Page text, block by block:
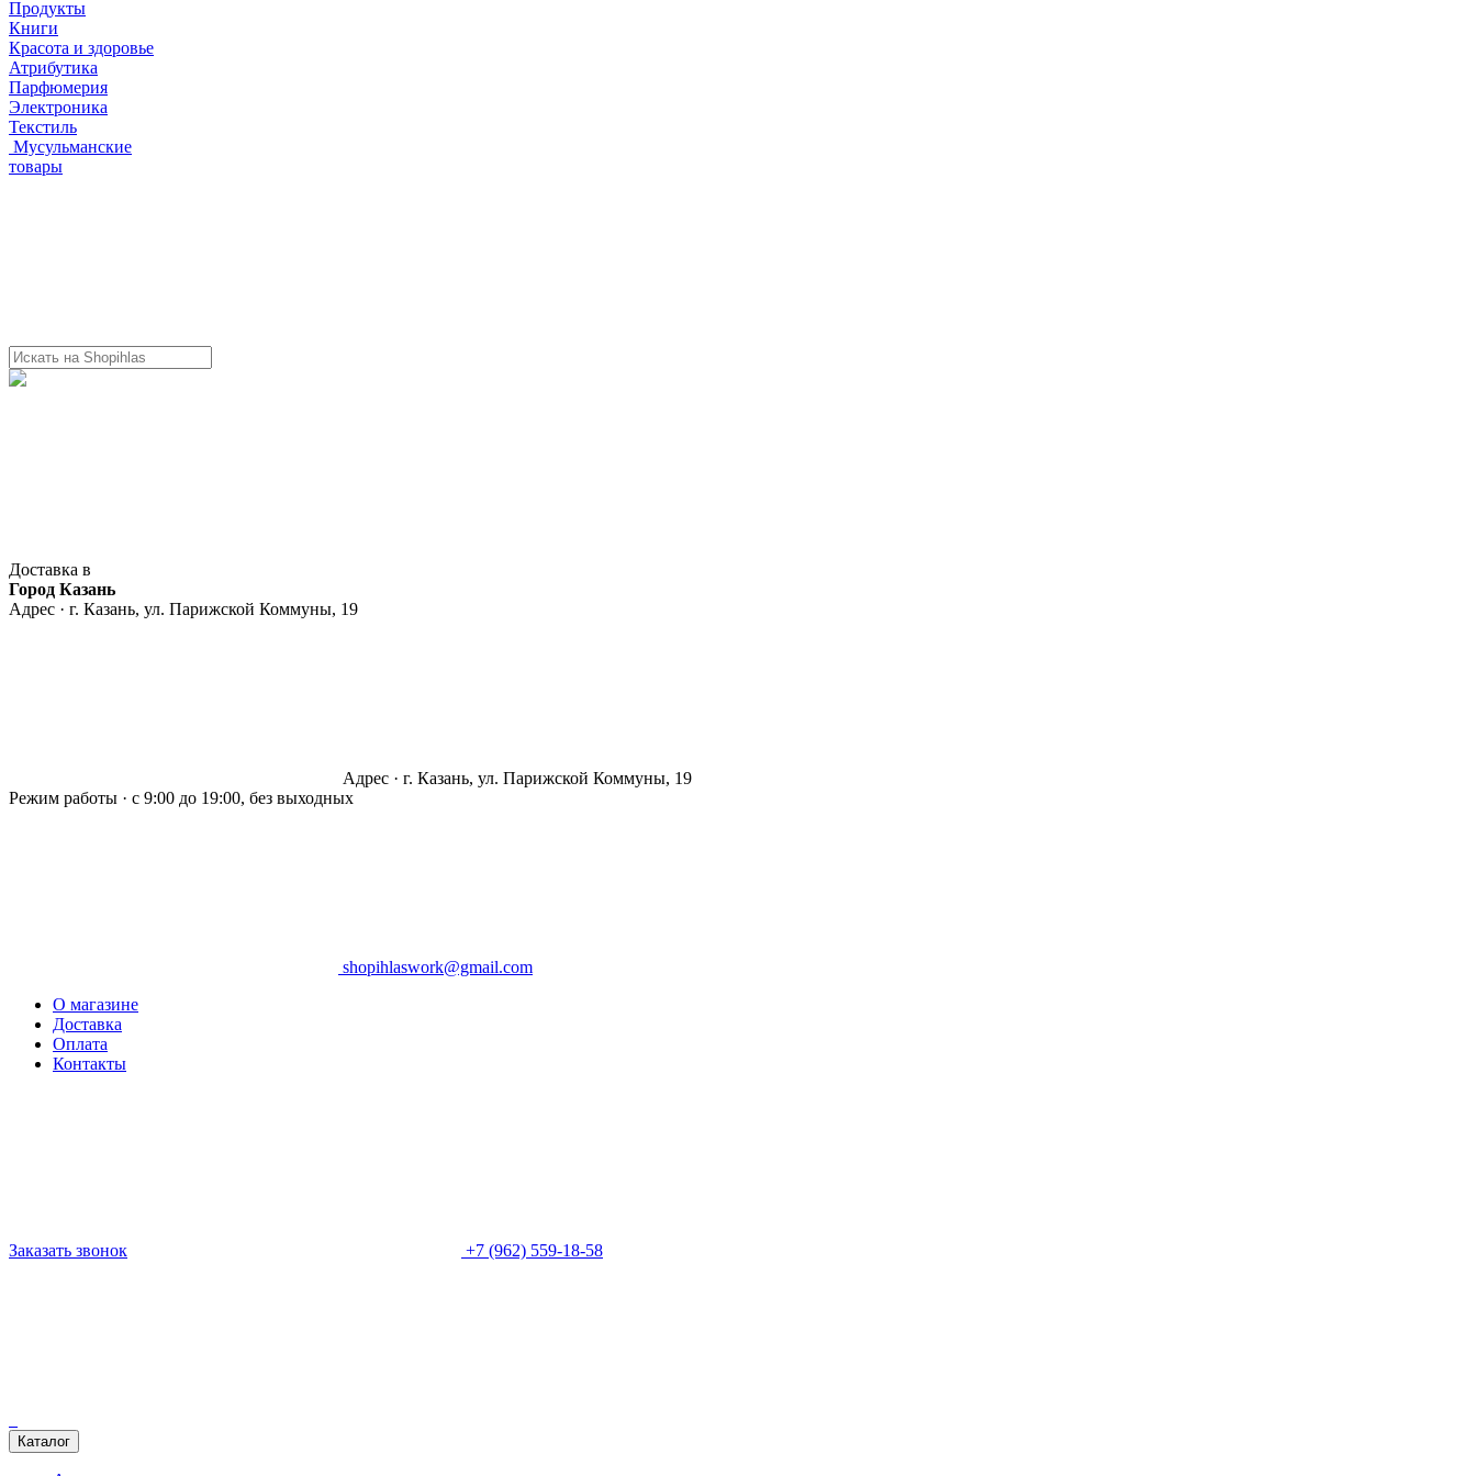
Продукты
Книги
Красота и здоровье
Атрибутика
Парфюмерия
Электроника
Текстиль
Мусульманские
товары
Доставка в
Город Казань
Адрес · г. Казань, ул. Парижской Коммуны, 19
Адрес · г. Казань, ул. Парижской Коммуны, 19
Режим работы · с 9:00 до 19:00, без выходных
shopihlaswork@gmail.com
О магазине
Доставка
Оплата
Контакты
Заказать звонок +7 (962) 559-18-58
Каталог